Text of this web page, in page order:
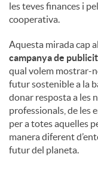
les teves finances i
cooperativa.
Aquesta mirada cap
campanya de
qual volem mostrar-
futur sostenible a la
donar resposta a les
professionals, de les
per a totes aquelles
manera diferent
futur del planeta.